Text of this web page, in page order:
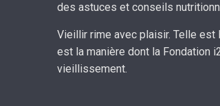
des astuces et conseils
Vieillir rime avec plaisir. Telle est
est la manière dont la Fondation
vieillissement.